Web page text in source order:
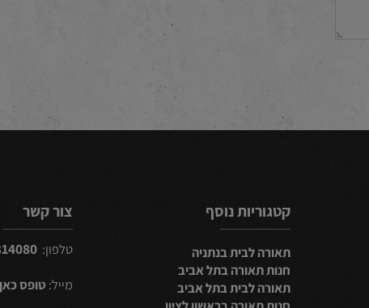
קטגוריות נוסף צור קשר